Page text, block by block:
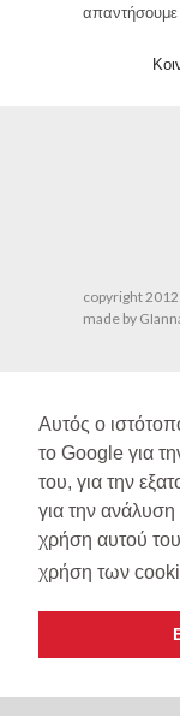
Αυτός ο
το Google για
του, για την
για την ανάλυση
χρήση αυτού
χρήση των
απαντήσουμε
copyright 2012
made by